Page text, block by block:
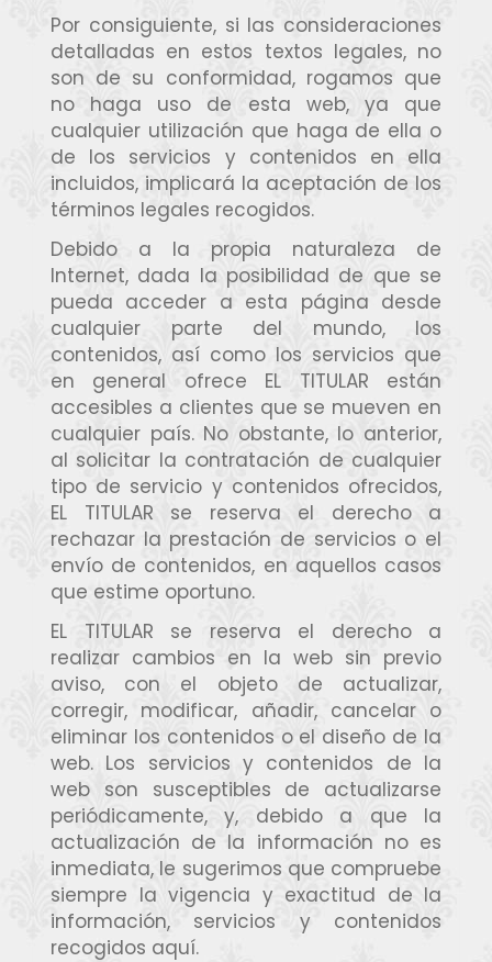
Por consiguiente, si las consideraciones
detalladas en estos textos legales, no
son de su conformidad, rogamos que
no haga uso de esta web, ya que
cualquier utilización que haga de ella o
de los servicios y contenidos en ella
incluidos, implicará la aceptación de los
términos legales recogidos.
Debido a la propia naturaleza de
Internet, dada la posibilidad de que se
pueda acceder a esta página desde
cualquier parte del mundo, los
contenidos, así como los servicios que
en general ofrece EL TITULAR están
accesibles a clientes que se mueven en
cualquier país. No obstante, lo anterior,
al solicitar la contratación de cualquier
tipo de servicio y contenidos ofrecidos,
EL TITULAR se reserva el derecho a
rechazar la prestación de servicios o el
envío de contenidos, en aquellos casos
que estime oportuno.
EL TITULAR se reserva el derecho a
realizar cambios en la web sin previo
aviso, con el objeto de actualizar,
corregir, modificar, añadir, cancelar o
eliminar los contenidos o el diseño de la
web. Los servicios y contenidos de la
web son susceptibles de actualizarse
periódicamente, y, debido a que la
actualización de la información no es
inmediata, le sugerimos que compruebe
siempre la vigencia y exactitud de la
información, servicios y contenidos
recogidos aquí.